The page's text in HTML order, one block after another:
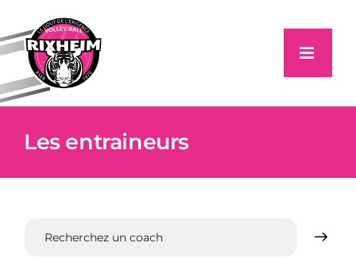
contenu
Les entraineurs